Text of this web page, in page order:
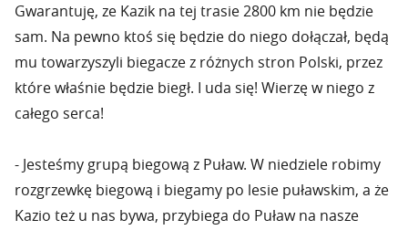
Gwarantuję, ze Kazik na tej trasie 2800 km nie będzie
sam. Na pewno ktoś się będzie do niego dołączał, będą
mu towarzyszyli biegacze z różnych stron Polski, przez
które właśnie będzie biegł. I uda się! Wierzę w niego z
całego serca!
- Jesteśmy grupą biegową z Puław. W niedziele robimy
rozgrzewkę biegową i biegamy po lesie puławskim, a że
Kazio też u nas bywa, przybiega do Puław na nasze